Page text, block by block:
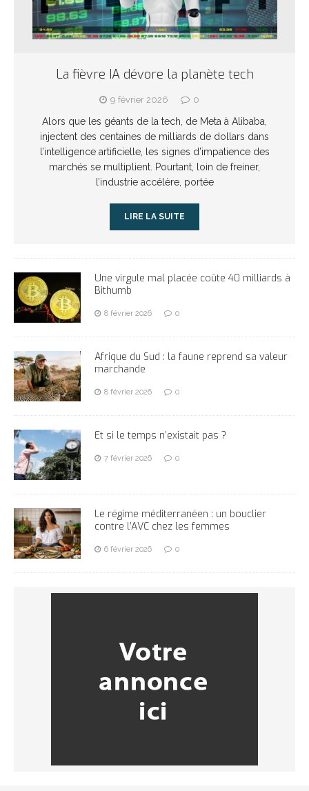
La fièvre IA dévore la planète tech
9 février 2026 0
Alors que les géants de la tech, de Meta à Alibaba,
injectent des centaines de milliards de dollars dans
l’intelligence artificielle, les signes d’impatience des
marchés se multiplient. Pourtant, loin de freiner,
l’industrie accélère, portée
LIRE LA SUITE
Une virgule mal placée coûte 40 milliards à
Bithumb
8 février 2026 0
Afrique du Sud : la faune reprend sa valeur
marchande
8 février 2026 0
Et si le temps n’existait pas ?
7 février 2026 0
Le régime méditerranéen : un bouclier
contre l’AVC chez les femmes
6 février 2026 0